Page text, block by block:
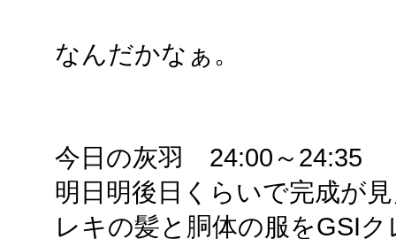
なんだかなぁ。
今日の灰羽 24:00～24:35
明日明後日くらいで完成が
レキの髪と胴体の服をGSI